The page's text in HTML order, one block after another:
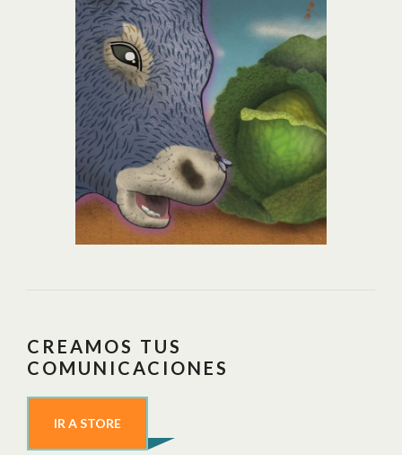
PATUFET.
CALENDARIO
ILUSTRACIÓN
CREAMOS TUS
COMUNICACIONES
IR A STORE